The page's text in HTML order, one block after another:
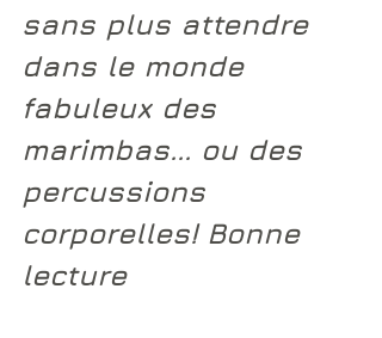
sans plus attendre
dans le monde
fabuleux des
marimbas... ou des
percussions
corporelles! Bonne
lecture